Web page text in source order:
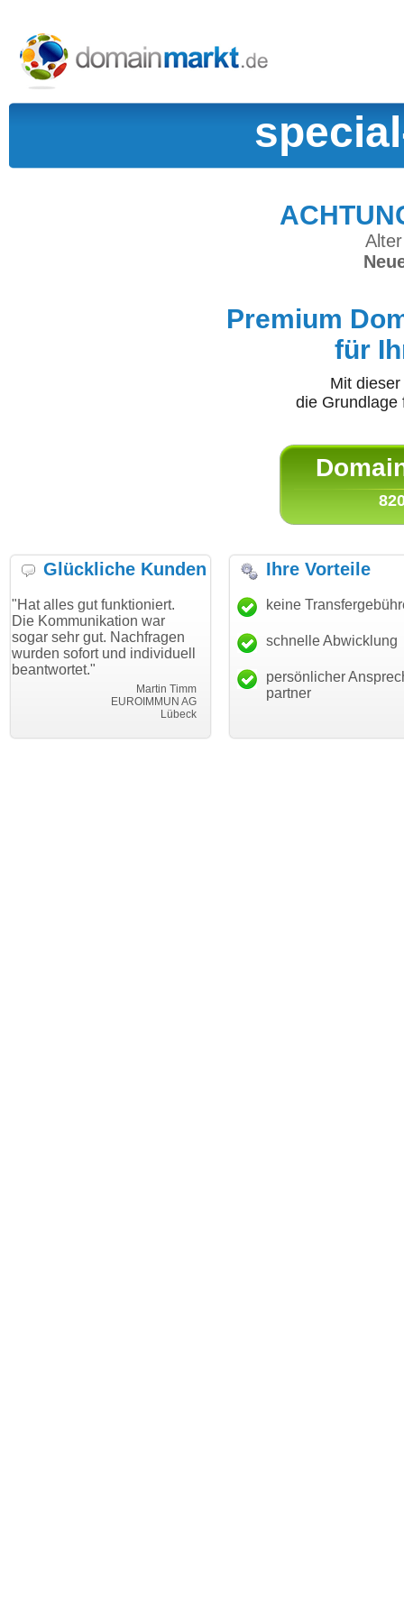
Premium
für
Mit
die
Glückliche Kunden
funktioniert.
war
gut. Nachfragen
und individuell
EUROIMMUN AG
"Danke für den schnellen
Transfer und guten Service!"
Thomas Schäfer
i can eckert communication GmbH
"Ich bin
haben.
mein
Ihre Vorteile
keine
schnelle Abwicklung
persönlicher
partner